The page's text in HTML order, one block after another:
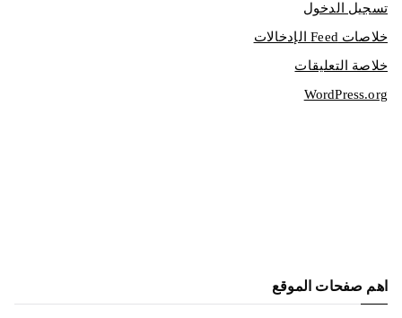
تسجيل الدخول
خلاصات Feed الإدخالات
خلاصة التعليقات
WordPress.org
اهم صفحات الموقع